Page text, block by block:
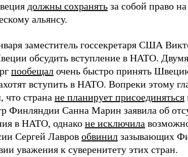
должны сохранять за собой право
альянсу.
заместитель госсекретаря США
обсудить вступление в НАТО.
пообещал очень быстро принять
вступить в НАТО. Вопреки этому
что страна не планирует присоединяться
Финляндии Санна Марин заявила об
в НАТО, однако не исключила
Сергей Лавров обвинил зазывающих
уважения к суверенитету этих стран.